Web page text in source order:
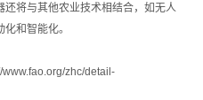
将与其他农业技术相结合，如无人
和智能化。
www.fao.org/zhc/detail-